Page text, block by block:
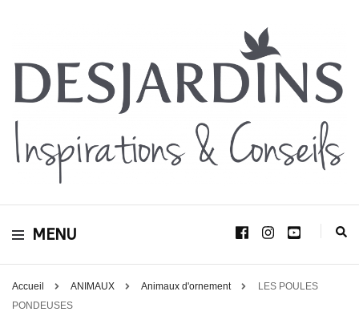
Desjardins
Inspirations &
Conseils
Avec le blog Desjardins, nous avons pour volonté de partager et de transmettre
d’aménagement d’intérieur et d’extérieur.
MENU
Accueil ANIMAUX Animaux d'ornement
LES POULES
PONDEUSES